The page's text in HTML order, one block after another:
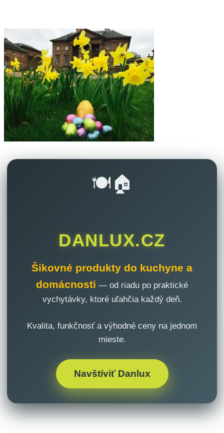
🍽️🏠
DANLUX.CZ
Šikovné produkty do kuchyne a
domácnosti — od riadu po praktické
vychytávky, ktoré uľahčia každý deň.
Kvalita, funkčnosť a výhodné ceny na jednom
mieste.
Navštíviť Danlux